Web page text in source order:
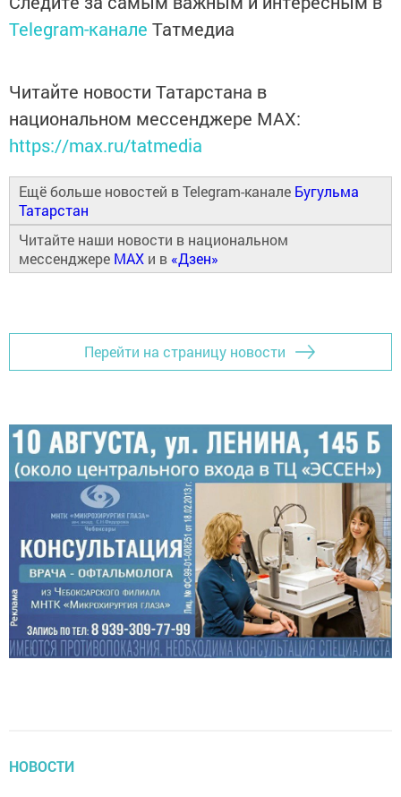
Telegram-канале Татмедиа
Читайте новости Татарстана в
национальном мессенджере MАХ:
https://max.ru/tatmedia
Ещё больше новостей в Telegram-канале Бугульма
Татарстан
Читайте наши новости в национальном
мессенджере MAX и в «Дзен»
Перейти на страницу новости
НОВОСТИ